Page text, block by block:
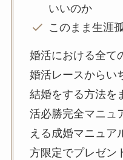
いいのか
このまま生涯
婚活における全て
婚活レースからい
結婚をする方法を
活必勝完全マニュ
える成婚マニュア
方限定でプレゼン